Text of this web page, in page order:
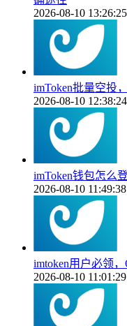
2026-08-10 13:26:25
imToken批量空投
2026-08-10 12:38:24
imToken钱包怎么
2026-08-10 11:49:38
imtoken用户必领
2026-08-10 11:01:29